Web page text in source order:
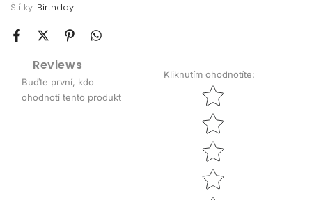
Štítky: Birthday
Reviews
Buďte první, kdo
ohodnotí tento produkt
Kliknutím ohodnotíte:
Star rating